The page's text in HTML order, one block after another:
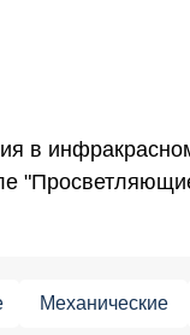
в
Механические